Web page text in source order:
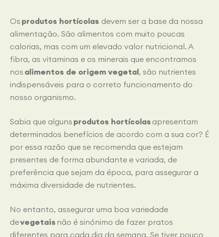
Os produtos hortícolas devem ser a base da nossa
alimentação. São alimentos com muito poucas
calorias, mas com um elevado valor nutricional. A
fibra, as vitaminas e os minerais que encontramos
nos alimentos de origem vegetal, são nutrientes
indispensáveis para o correto funcionamento do
nosso organismo.
Sabia que alguns produtos hortícolas apresentam
determinados benefícios de acordo com a sua cor? É
por essa razão que se recomenda que estejam
presentes de forma abundante e variada, de
preferência que sejam da época, para assegurar a
máxima diversidade de nutrientes.
No entanto, assegurar uma boa variedade
devegetais não é sinónimo de fazer pratos
diferentes para cada dia da semana. Se tiver pouco